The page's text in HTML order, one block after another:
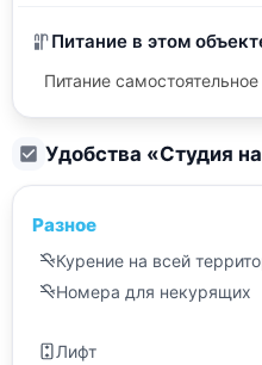
Питание в этом
Питание самостоятельное
Удобства «Студия
Разное
Курение на всей
Номера для некурящих
Лифт